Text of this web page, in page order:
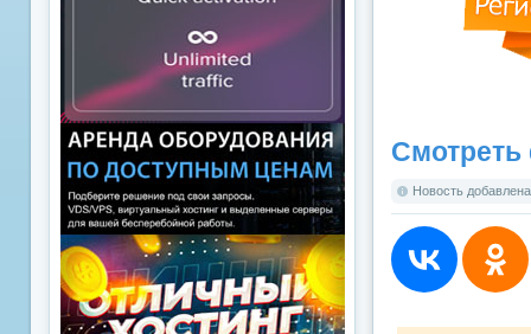
Новость